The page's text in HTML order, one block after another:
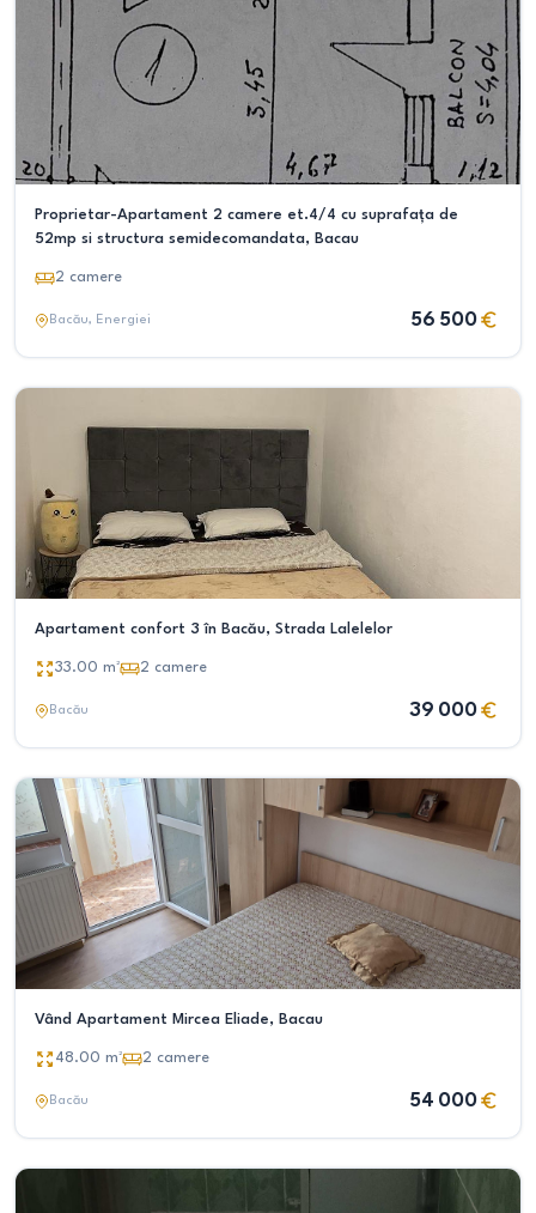
Proprietar-Apartament 2 camere et.4/4 cu suprafața de
52mp si structura semidecomandata, Bacau
2 camere
Bacău, Energiei 56 500
Apartament confort 3 în Bacău, Strada Lalelelor
33.00 m² 2 camere
Bacău 39 000
Vând Apartament Mircea Eliade, Bacau
48.00 m² 2 camere
Bacău 54 000